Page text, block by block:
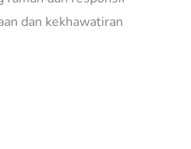
dan kekhawatiran